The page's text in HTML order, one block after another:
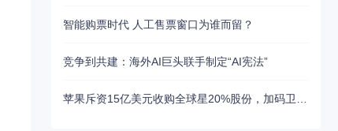
智能购票时代 人工售票窗口为谁而留？
竞争到共建：海外AI巨头联手制定“AI宪法”